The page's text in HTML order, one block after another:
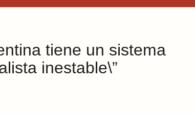
tiene un sistema
inestable\”